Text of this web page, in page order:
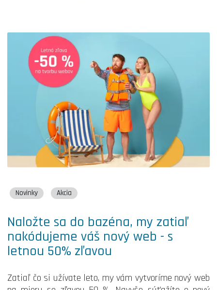
Novinky Akcia
Naložte sa do bazéna, my zatiaľ
nakódujeme váš nový web - s
letnou 50% zľavou
Zatiaľ čo si užívate leto, my vám vytvoríme nový web